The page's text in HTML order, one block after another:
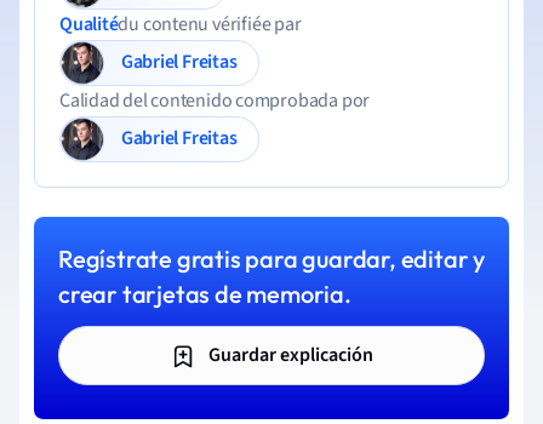
Qualitédu contenu vérifiée par
Gabriel Freitas
Calidad del contenido comprobada por
Gabriel Freitas
Regístrate gratis para guardar, editar y
crear tarjetas de memoria.
Guardar explicación